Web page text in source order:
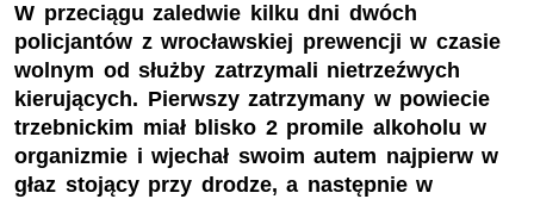
W przeciągu zaledwie kilku dni dwóch
policjantów z wrocławskiej prewencji w czasie
wolnym od służby zatrzymali nietrzeźwych
kierujących. Pierwszy zatrzymany w powiecie
trzebnickim miał blisko 2 promile alkoholu w
organizmie i wjechał swoim autem najpierw w
głaz stojący przy drodze, a następnie w